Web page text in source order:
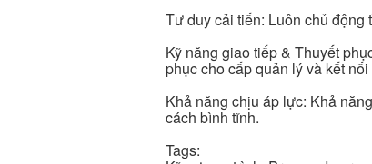
Tư duy cải tiến: Luôn chủ động
Kỹ năng giao tiếp & Thuyết
phục cho cấp quản lý và kết
Khả năng chịu áp lực: Khả
cách bình tĩnh.
Tags: